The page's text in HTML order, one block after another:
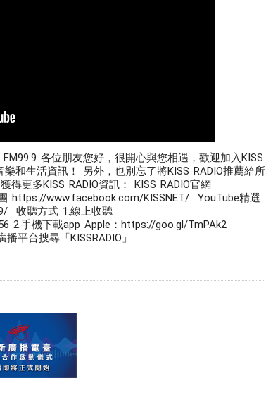
各位朋友您好，很開心與您相遇，歡迎加入KISS
和生活資訊！ 另外，也別忘了將KISS RADIO推薦給所
更多KISS RADIO資訊： KISS RADIO官網
https://www.facebook.com/KISSNET/  YouTube精選
收聽方式 1.線上收聽
2.手機下載app Apple：https://goo.gl/TmPAk2
平台搜尋「KISSRADIO」